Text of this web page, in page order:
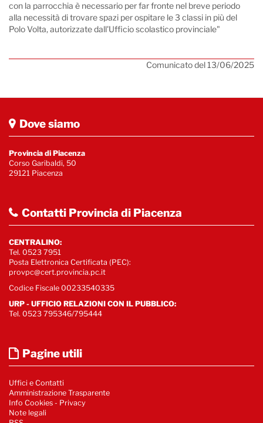
con la parrocchia è necessario per far fronte nel breve periodo
alla necessità di trovare spazi per ospitare le 3 classi in più del
Polo Volta, autorizzate dall'Ufficio scolastico provinciale"
Comunicato del 13/06/2025
Dove siamo
Provincia di Piacenza
Corso Garibaldi, 50
29121 Piacenza
Contatti Provincia di Piacenza
CENTRALINO:
Tel. 0523 7951
Posta Elettronica Certificata (PEC):
provpc@cert.provincia.pc.it
Codice Fiscale 00233540335
URP - UFFICIO RELAZIONI CON IL PUBBLICO:
Tel. 0523 795346/795444
Pagine utili
Uffici e Contatti
Amministrazione Trasparente
Info Cookies - Privacy
Note legali